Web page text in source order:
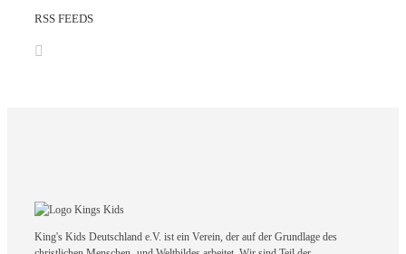
RSS FEEDS
King's Kids Deutschland e.V. ist ein Verein, der auf der Grundlage des